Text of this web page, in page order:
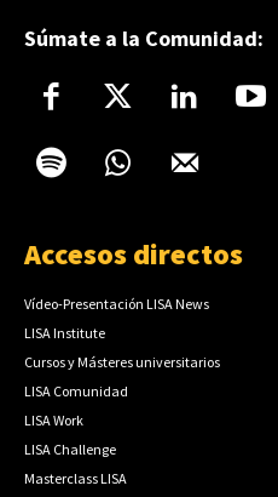
Súmate a la Comunidad:
Accesos directos
Vídeo-Presentación LISA News
LISA Institute
Cursos y Másteres universitarios
LISA Comunidad
LISA Work
LISA Challenge
Masterclass LISA